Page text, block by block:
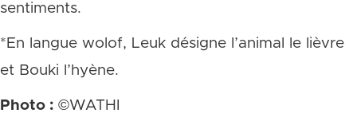
sentiments.
*En langue wolof, Leuk désigne l’animal le lièvre
et Bouki l’hyène.
Photo : ©WATHI